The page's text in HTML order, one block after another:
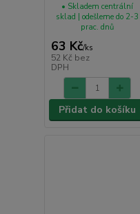
63 Kč/ks
52 Kč bez
DPH
• Skladem centrální
sklad | odešleme do 2-3
prac. dnů
Přidat do košíku